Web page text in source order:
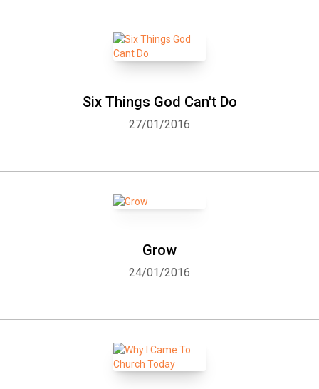
Six Things God Can't Do
27/01/2016
Grow
24/01/2016